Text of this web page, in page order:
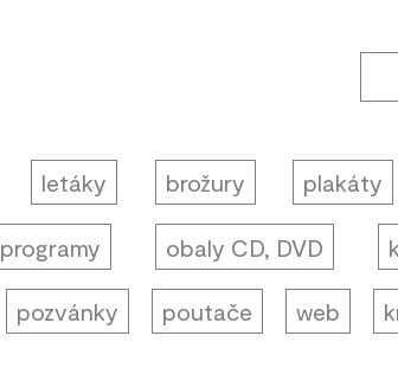
letáky brožury plakáty
programy obaly CD, DVD
pozvánky poutače web